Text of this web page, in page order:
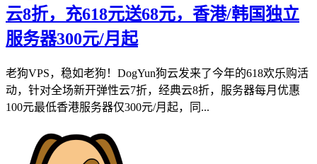
云8折，充618元送68元，香港/韩国独立
服务器300元/月起
老狗VPS，稳如老狗！DogYun狗云发来了今年的618欢乐购活
动，针对全场新开弹性云7折，经典云8折，服务器每月优惠
100元最低香港服务器仅300元/月起，同...